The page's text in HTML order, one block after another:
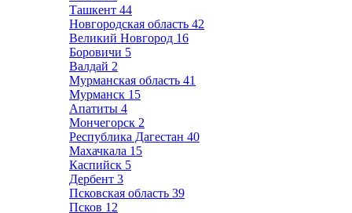
Ташкент 44
Новгородская область 42
Великий Новгород 16
Боровичи 5
Валдай 2
Мурманская область 41
Мурманск 15
Апатиты 4
Мончегорск 2
Республика Дагестан 40
Махачкала 15
Каспийск 5
Дербент 3
Псковская область 39
Псков 12